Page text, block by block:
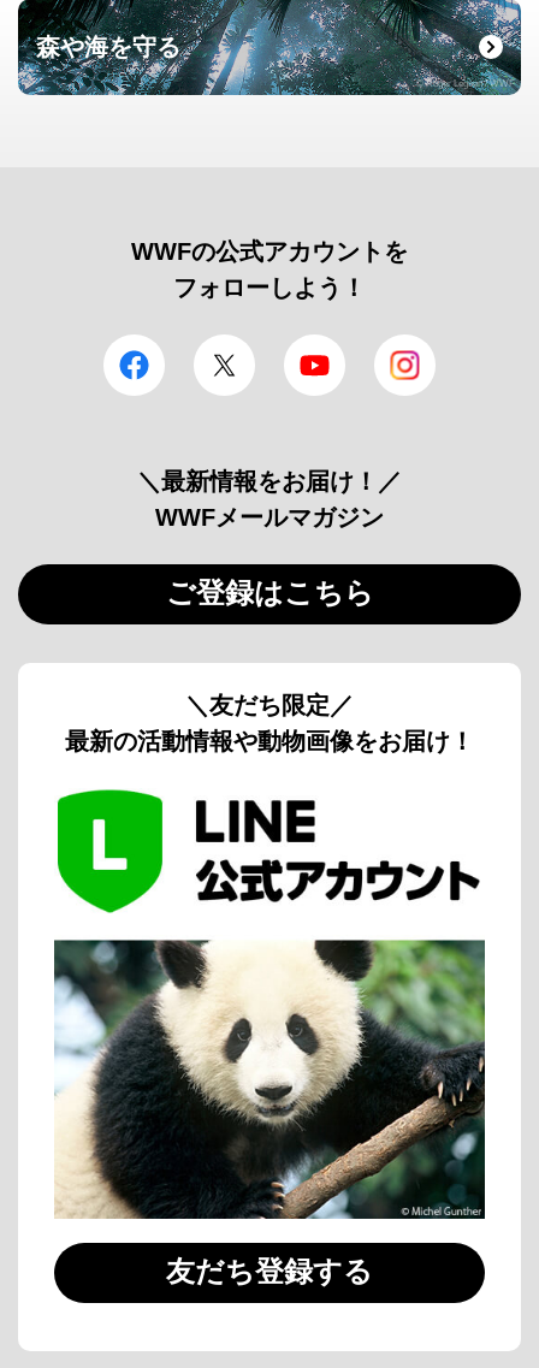
森や海を守る
© Roger Leguen / WWF
WWFの公式アカウントを
フォローしよう！
facebook Twitter YouTube
＼最新情報をお届け！／
WWFメールマガジン
ご登録はこちら
＼友だち限定／
最新の活動情報や動物画像をお届け！
友だち登録する